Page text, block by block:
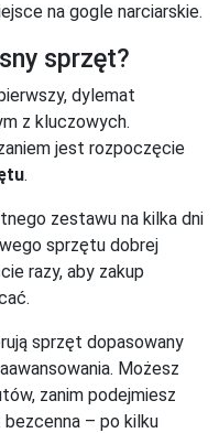
na gogle narciarskie.
sprzęt?
dylemat
z kluczowych.
jest rozpoczęcie
.
zestawu na kilka dni
sprzętu dobrej
razy, aby zakup
sprzęt dopasowany
Możesz
zanim podejmiesz
– po kilku